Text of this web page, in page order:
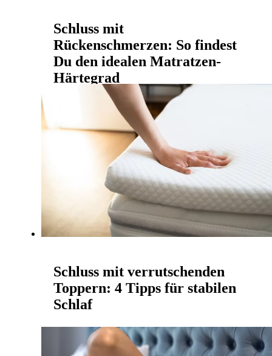
Schluss mit
Rückenschmerzen: So findest
Du den idealen Matratzen-
Härtegrad
RYZR | 13. November 2025
Fühlst Du Dich morgens manchmal steif,
unausgeruht oder hast Rückenschmerzen,
obwohl Du eigentlich genug Schlaf hattest?
Dann könnte der falsche Matra...
Schluss mit verrutschenden
Toppern: 4 Tipps für stabilen
Schlaf
RYZR | 30. Oktober 2025
Ein Topper kann Dein Bett im Handumdrehen in
eine echte Wohlfühloase verwandeln. Er entlastet